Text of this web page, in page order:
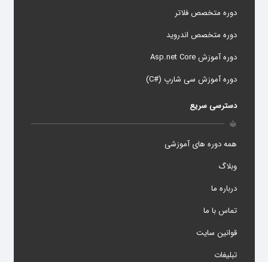
دوره متخصص فلاتر
دوره متخصص اندروید
دوره آموزش Asp.net Core
دوره آموزش سی شارپ (#C)
دسترسی سریع
local_library
همه دوره های آموزشی
وبلاگ
درباره ما
تماس با ما
قوانین سایت
تبلیغات